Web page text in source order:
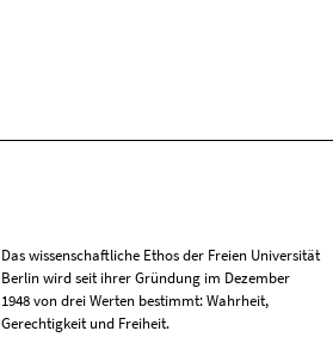
Das wissenschaftliche Ethos der Freien Universität
Berlin wird seit ihrer Gründung im Dezember
1948 von drei Werten bestimmt: Wahrheit,
Gerechtigkeit und Freiheit.